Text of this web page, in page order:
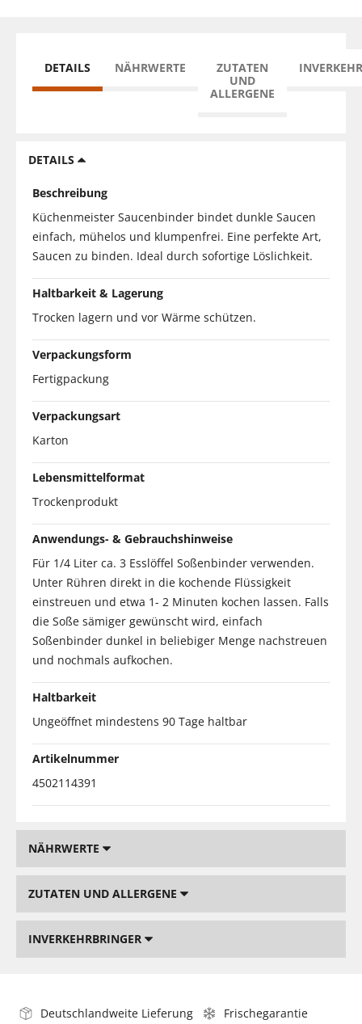
DETAILS NÄHRWERTE
ZUTATEN
UND
ALLERGENE
DETAILS
Beschreibung
Küchenmeister Saucenbinder bindet dunkle Saucen
einfach, mühelos und klumpenfrei. Eine perfekte Art,
Saucen zu binden. Ideal durch sofortige Löslichkeit.
Haltbarkeit & Lagerung
Trocken lagern und vor Wärme schützen.
Verpackungsform
Fertigpackung
Verpackungsart
Karton
Lebensmittelformat
Trockenprodukt
Anwendungs- & Gebrauchshinweise
Für 1/4 Liter ca. 3 Esslöffel Soßenbinder verwenden.
Unter Rühren direkt in die kochende Flüssigkeit
einstreuen und etwa 1- 2 Minuten kochen lassen. Falls
die Soße sämiger gewünscht wird, einfach
Soßenbinder dunkel in beliebiger Menge nachstreuen
und nochmals aufkochen.
Haltbarkeit
Ungeöffnet mindestens 90 Tage haltbar
Artikelnummer
4502114391
NÄHRWERTE
ZUTATEN UND ALLERGENE
INVERKEHRBRINGER
Deutschlandweite Lieferung
Frischegarantie